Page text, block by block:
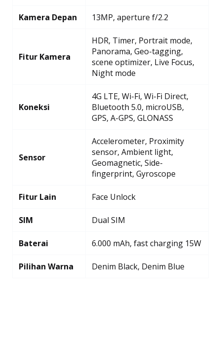
Kamera Depan 13MP, aperture f/2.2
Fitur Kamera
HDR, Timer, Portrait mode,
Panorama, Geo-tagging,
scene optimizer, Live Focus,
Night mode
Koneksi
4G LTE, Wi-Fi, Wi-Fi Direct,
Bluetooth 5.0, microUSB,
GPS, A-GPS, GLONASS
Sensor
Accelerometer, Proximity
sensor, Ambient light,
Geomagnetic, Side-
fingerprint, Gyroscope
Fitur Lain Face Unlock
SIM Dual SIM
Baterai 6.000 mAh, fast charging 15W
Pilihan Warna Denim Black, Denim Blue